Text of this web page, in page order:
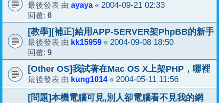
最後發表 由 ayaya « 2004-09-21 02:33
回覆: 6
[教學][補正]給用APP-SERVER架PhpBB的新手
最後發表 由 kk15959 « 2004-09-08 18:50
回覆: 9
[Other OS]我試著在Mac OS X上架PHP，哪裡
最後發表 由 kung1014 « 2004-05-11 11:56
[問題]本機電腦可見,別人卻電腦看不見我的網